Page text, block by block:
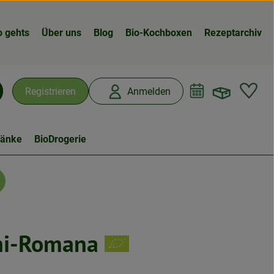
gehts Über uns Blog Bio-Kochboxen Rezeptarchiv
Registrieren Anmelden
BioDrogerie
Romana